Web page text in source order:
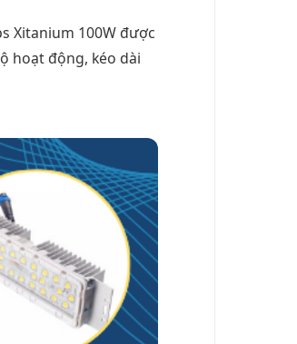
Xitanium 100W được
hoạt động, kéo dài